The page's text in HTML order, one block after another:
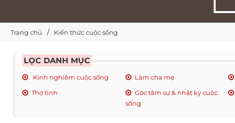
Trang chủ Kiến thức cuộc sống
LỌC DANH MỤC
Kinh nghiệm cuộc sống Làm cha mẹ
Thơ tình
Góc tâm sự & nhật ký cuộc
sống